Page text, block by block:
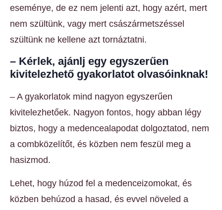
eseménye, de ez nem jelenti azt, hogy azért, mert
nem szültünk, vagy mert császármetszéssel
szültünk ne kellene azt tornáztatni.
– Kérlek, ajánlj egy egyszerűen
kivitelezhető gyakorlatot olvasóinknak!
– A gyakorlatok mind nagyon egyszerűen
kivitelezhetőek. Nagyon fontos, hogy abban légy
biztos, hogy a medencealapodat dolgoztatod, nem
a combközelítőt, és közben nem feszül meg a
hasizmod.
Lehet, hogy húzod fel a medenceizomokat, és
közben behúzod a hasad, és evvel növeled a